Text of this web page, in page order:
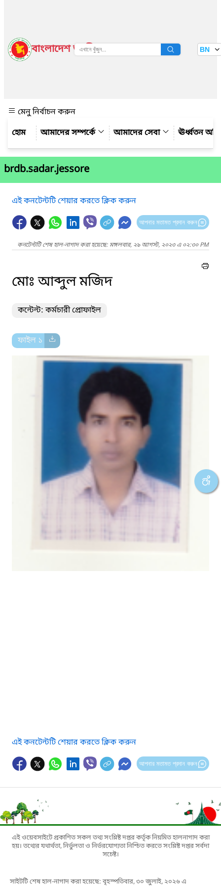
বাংলাদেশ জাতীয় তথ্য বাতায়ন BN
মেনু নির্বাচন করুন
আমাদের সম্পর্কে
আমাদের সেবা ঊর্ধ্বতন
brdb.sadar.jessore
এই কনটেন্টটি শেয়ার করতে ক্লিক করুন
আপনার মতামত প্রদান করুন
কনটেন্টটি শেষ হাল-নাগাদ করা হয়েছে: মঙ্গলবার, ২৯ আগস্ট, ২০২৩ এ ০২:৩০ PM
মোঃ আব্দুল মজিদ
কন্টেন্ট: কর্মচারী প্রোফাইল
ফাইল ১
এই কনটেন্টটি শেয়ার করতে ক্লিক করুন
আপনার মতামত প্রদান করুন
এই ওয়েবসাইটে প্রকাশিত সকল তথ্য সংশ্লিষ্ট দপ্তর কর্তৃক নিয়মিত হালনাগাদ করা
হয়। তথ্যের যথার্থতা, নির্ভুলতা ও নির্ভরযোগ্যতা নিশ্চিত করতে সংশ্লিষ্ট দপ্তর সর্বদা
সচেষ্ট।
সাইটটি শেষ হাল-নাগাদ করা হয়েছে: বৃহস্পতিবার, ৩০ জুলাই, ২০২৬ এ